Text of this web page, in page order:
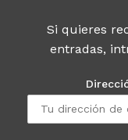
Si quieres
entradas,